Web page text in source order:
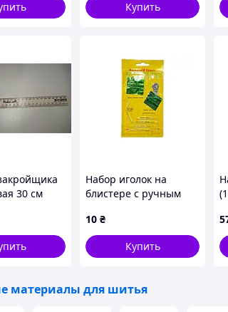
Купить
30 см
Набор иголок на
блистере с ручным
(95587)
10 ₴
Купить
материалы для шитья